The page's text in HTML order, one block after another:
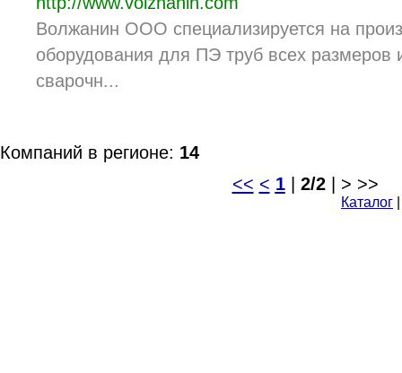
Волжанин ООО специализируется на
оборудования для ПЭ труб всех размеров
сварочн...
Компаний в регионе: 14
<< < 1| 2/2| > >>
Каталог